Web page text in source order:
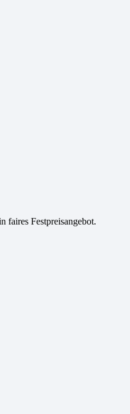
faires Festpreisangebot.